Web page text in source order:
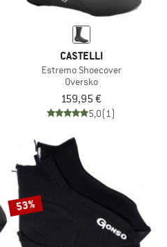
CASTELLI
Estremo Shoecover
Oversko
159,95 €
5,0(1)
53%